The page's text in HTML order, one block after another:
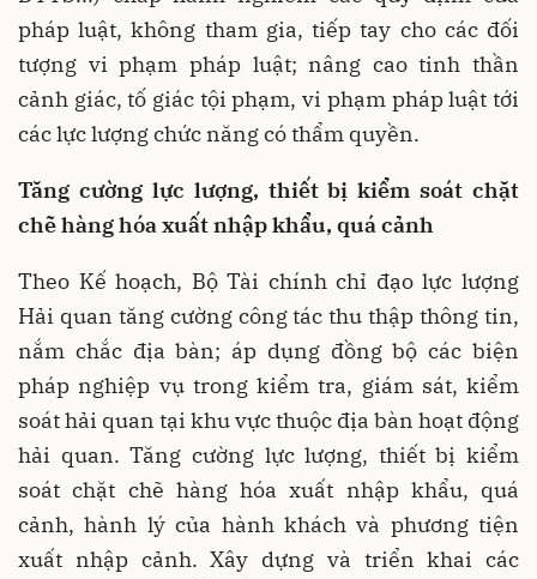
pháp luật, không tham gia, tiếp tay cho các đối
tượng vi phạm pháp luật; nâng cao tinh thần
cảnh giác, tố giác tội phạm, vi phạm pháp luật tới
các lực lượng chức năng có thẩm quyền.
Tăng cường lực lượng, thiết bị kiểm soát chặt
chẽ hàng hóa xuất nhập khẩu, quá cảnh
Theo Kế hoạch, Bộ Tài chính chỉ đạo lực lượng
Hải quan tăng cường công tác thu thập thông tin,
nắm chắc địa bàn; áp dụng đồng bộ các biện
pháp nghiệp vụ trong kiểm tra, giám sát, kiểm
soát hải quan tại khu vực thuộc địa bàn hoạt động
hải quan. Tăng cường lực lượng, thiết bị kiểm
soát chặt chẽ hàng hóa xuất nhập khẩu, quá
cảnh, hành lý của hành khách và phương tiện
xuất nhập cảnh. Xây dựng và triển khai các